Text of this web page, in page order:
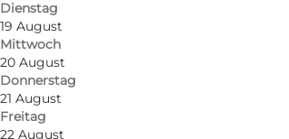
Dienstag
19 August
Mittwoch
20 August
Donnerstag
21 August
Freitag
22 August
und nahrhafte Mahlzeiten. Das
gemütlichen Einrichtung ist es der
Besuchen Sie das Café in der
wunderbare Frühstück und den